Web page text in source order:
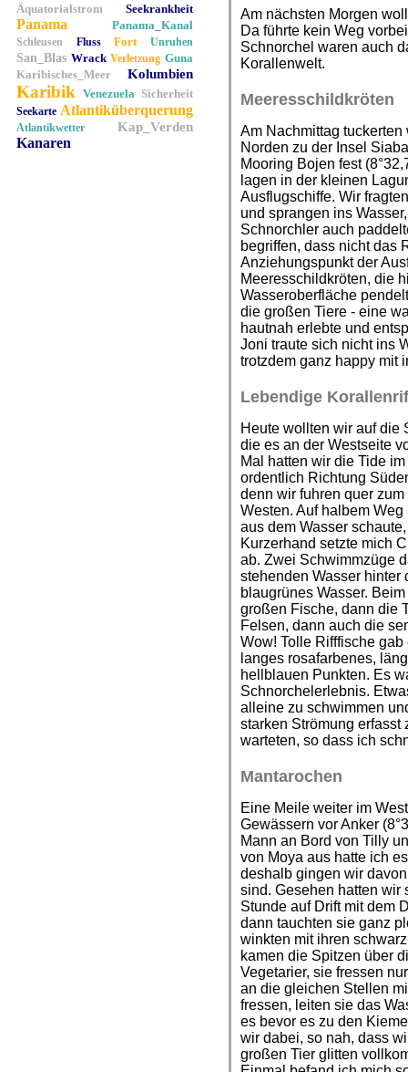
Äquatorialstrom
Seekrankheit
Panama Panama_Kanal
Schleusen Fluss Fort Unruhen
San_Blas Wrack Verletzung Guna
Karibisches_Meer
Kolumbien
Karibik Venezuela Sicherheit
Seekarte Atlantiküberquerung
Atlantikwetter Kap_Verden
Kanaren
Am nächsten Morgen
Da führte kein Weg
Schnorchel waren auch
Korallenwelt.
Meeresschildkröten
Am Nachmittag
Norden zu der Insel
Mooring Bojen fest
lagen in der kleinen
Ausflugschiffe. Wir
und sprangen ins
Schnorchler auch
begriffen, dass nicht das
Anziehungspunkt der
Meeresschildkröten, die
Wasseroberfläche
die großen Tiere - eine
hautnah erlebte und
Joni traute sich nicht ins
trotzdem ganz happy mit
Lebendige
Heute wollten wir auf die
die es an der Westseite
Mal hatten wir die Tide
ordentlich Richtung
denn wir fuhren quer
Westen. Auf halbem
aus dem Wasser
Kurzerhand setzte mich
ab. Zwei Schwimmzüge
stehenden Wasser hinter
blaugrünes Wasser.
großen Fische, dann die
Felsen, dann auch die
Wow! Tolle Rifffische
langes rosafarbenes,
hellblauen Punkten. Es
Schnorchelerlebnis.
alleine zu schwimmen
starken Strömung erfasst
warteten, so dass ich
Mantarochen
Eine Meile weiter im
Gewässern vor Anker
Mann an Bord von Tilly
von Moya aus hatte ich
deshalb gingen wir
sind. Gesehen hatten wir
Stunde auf Drift mit dem
dann tauchten sie ganz
winkten mit ihren
kamen die Spitzen über
Vegetarier, sie fressen
an die gleichen Stellen
fressen, leiten sie das
es bevor es zu den
wir dabei, so nah, dass
großen Tier glitten